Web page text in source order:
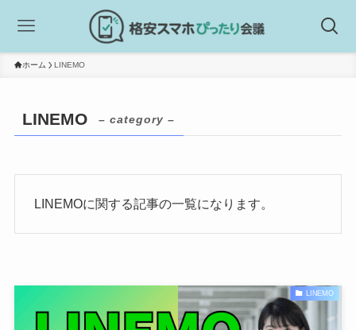
ホーム LINEMO
LINEMO – category –
LINEMOに関する記事の一覧になります。
LINEMO